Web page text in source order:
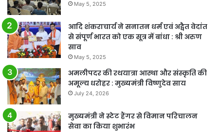
May 5, 2025
आदि शंकराचार्य ने सनातन धर्म एवं अद्वैत वेदांत
से संपूर्ण भारत को एक सूत्र में बांधा : श्री अरुण
साव
May 5, 2025
अमलीपदर की रथयात्रा आस्था और संस्कृति की
अमूल्य धरोहर : मुख्यमंत्री विष्णुदेव साय
July 24, 2026
मुख्यमंत्री ने स्टेट हैंगर से विमान परिचालन
सेवा का किया शुभारंभ